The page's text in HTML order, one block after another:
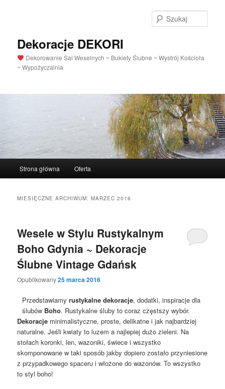
Dekoracje DEKORI
Dekorowanie Sal Weselnych ~ Bukiety Ślubne ~ Wystrój Kościoła
~ Wypożyczalnia
główne
Przeskocz
Przeskocz
Strona główna Oferta
MIESIĘCZNE ARCHIWUM:MARZEC 2016
Wesele w Stylu Rustykalnym
Boho Gdynia ~ Dekoracje
Ślubne Vintage Gdańsk
Opublikowany25 marca 2016
Przedstawiamyrustykalne dekoracje, dodatki, inspiracje dla
ślubów Boho. Rustykalne śluby to coraz częstszy wybór.
Dekoracje minimalistyczne, proste, delikatne i jak najbardziej
naturalne. Jeśli kwiaty to luzem a najlepiej dużo zieleni. Na
stołach koronki, len, wazoniki, świece i wszystko
skomponowane w taki sposób jakby dopiero zostało przyniesione
z przypadkowego spaceru i włożone do wazonów. To wszystko
to styl boho!